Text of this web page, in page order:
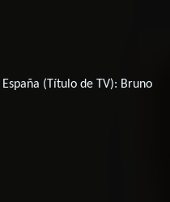
España (Título de TV): Bruno